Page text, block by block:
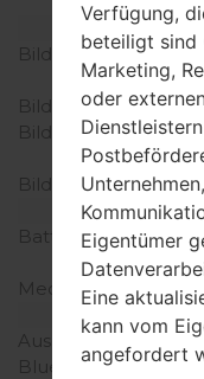
Bildschirmgröße
Bildschirmtyp
Bildschirmfarben
Batteriekapazität
Mechanische
Ausgabe für Audio
Bluetooth
Verfügung,
beteiligt sind
Marketing,
oder
Unternehmen,
Eigentümer
Eine
kann vom
angefordert